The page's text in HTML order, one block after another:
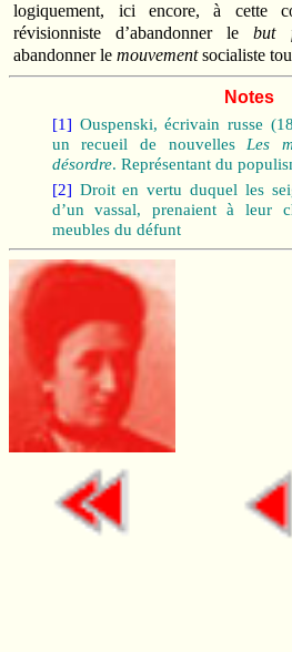
logiquement, ici encore, à cette
révisionniste d’abandonner lebut
abandonner lemouvementsocialiste
Notes
[1] Ouspenski, écrivain russe
un recueil de nouvelles Les
désordre. Représentant du
[2] Droit en vertu duquel les
d’un vassal, prenaient à leur
meubles du défunt